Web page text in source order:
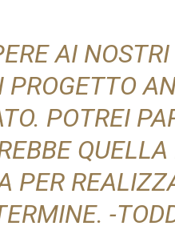
AI
POTREI
PER
. -